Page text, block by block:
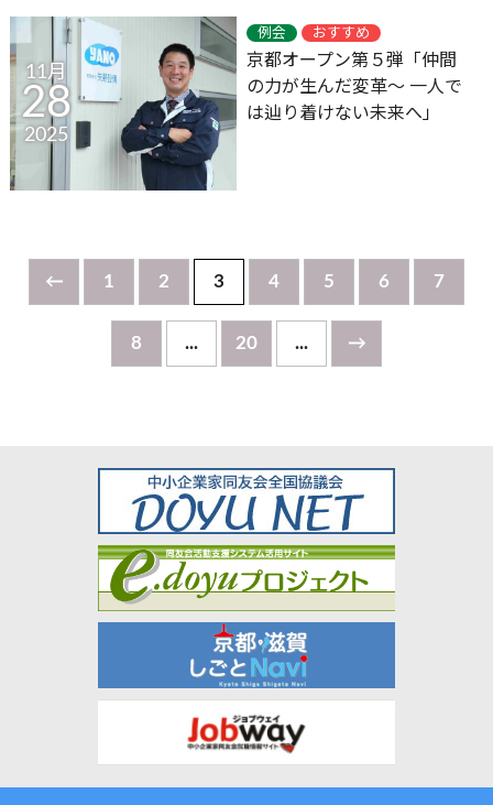
11月
28
2025
例会 おすすめ
京都オープン第５弾「仲間
の力が生んだ変革～ 一人で
は辿り着けない未来へ」
← 1 2 3 4 5 6 7
8 ... 20 ... →